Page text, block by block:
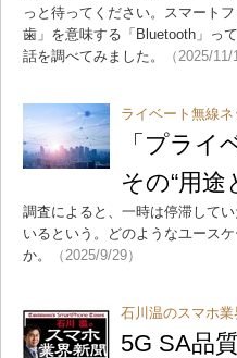
っと待ってください。スマート
歯」を意味する「Bluetooth」っ
話を調べてみました。
（2025/11/
ライベート無線
「プラ
その“用途
調査によると、一時は停滞して
いるという。どのようなユース
か。
（2025/9/29）
石川温のスマホ業
5G SA品